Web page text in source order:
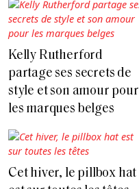
Kelly Rutherford
partage ses secrets de
style et son amour pour
les marques belges
Cet hiver, le pillbox hat